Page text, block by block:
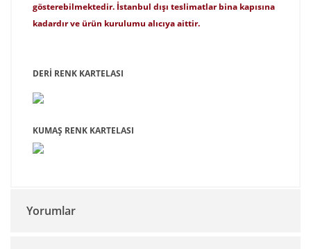
gösterebilmektedir. İstanbul dışı teslimatlar bina kapısına
kadardır ve ürün kurulumu alıcıya aittir.
DERİ RENK KARTELASI
KUMAŞ RENK KARTELASI
Yorumlar